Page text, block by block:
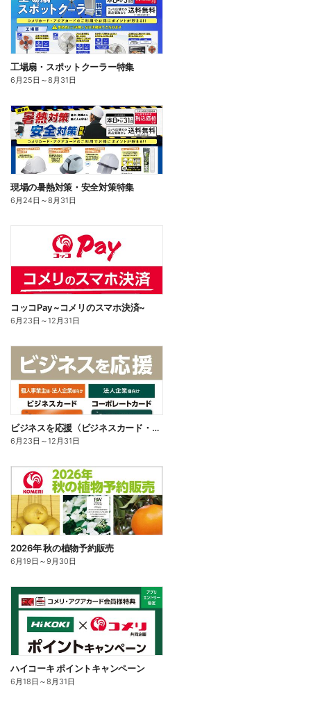
工場扇・スポットクーラー特集
6月25日 ～8月31日
現場の暑熱対策・安全対策特集
6月24日 ～8月31日
コッコPay ~コメリのスマホ決済~
6月23日 ～12月31日
ビジネスを応援〈ビジネスカード・コーポレートカード〉
6月23日 ～12月31日
2026年 秋の植物予約販売
6月19日 ～9月30日
ハイコーキ ポイントキャンペーン
6月18日 ～8月31日